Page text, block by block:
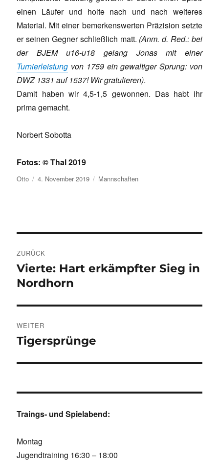
einen Läufer und holte nach und nach weiteres
Material. Mit einer bemerkenswerten Präzision setzte
er seinen Gegner schließlich matt. (Anm. d. Red.: bei
der BJEM u16-u18 gelang Jonas mit einer
Turnierleistung von 1759 ein gewaltiger Sprung: von
DWZ 1331 auf 1537! Wir gratulieren).
Damit haben wir 4,5-1,5 gewonnen. Das habt ihr
prima gemacht.
Norbert Sobotta
Fotos: © Thal 2019
Autor
Otto Veröffentlicht
4. November 2019 Kategorien
Mannschaften
ZURÜCK
Vorheriger
Beitrag:
Vierte: Hart erkämpfter Sieg in
Nordhorn
WEITER
Nächster
Tigersprünge
Traings- und Spielabend:
Montag
Jugendtraining 16:30 – 18:00